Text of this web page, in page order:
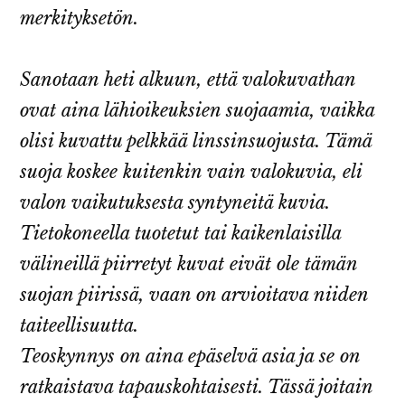
merkityksetön.
Sanotaan heti alkuun, että valokuvathan
ovat aina lähioikeuksien suojaamia, vaikka
olisi kuvattu pelkkää linssinsuojusta. Tämä
suoja koskee kuitenkin vain valokuvia, eli
valon vaikutuksesta syntyneitä kuvia.
Tietokoneella tuotetut tai kaikenlaisilla
välineillä piirretyt kuvat eivät ole tämän
suojan piirissä, vaan on arvioitava niiden
taiteellisuutta.
Teoskynnys on aina epäselvä asia ja se on
ratkaistava tapauskohtaisesti. Tässä joitain